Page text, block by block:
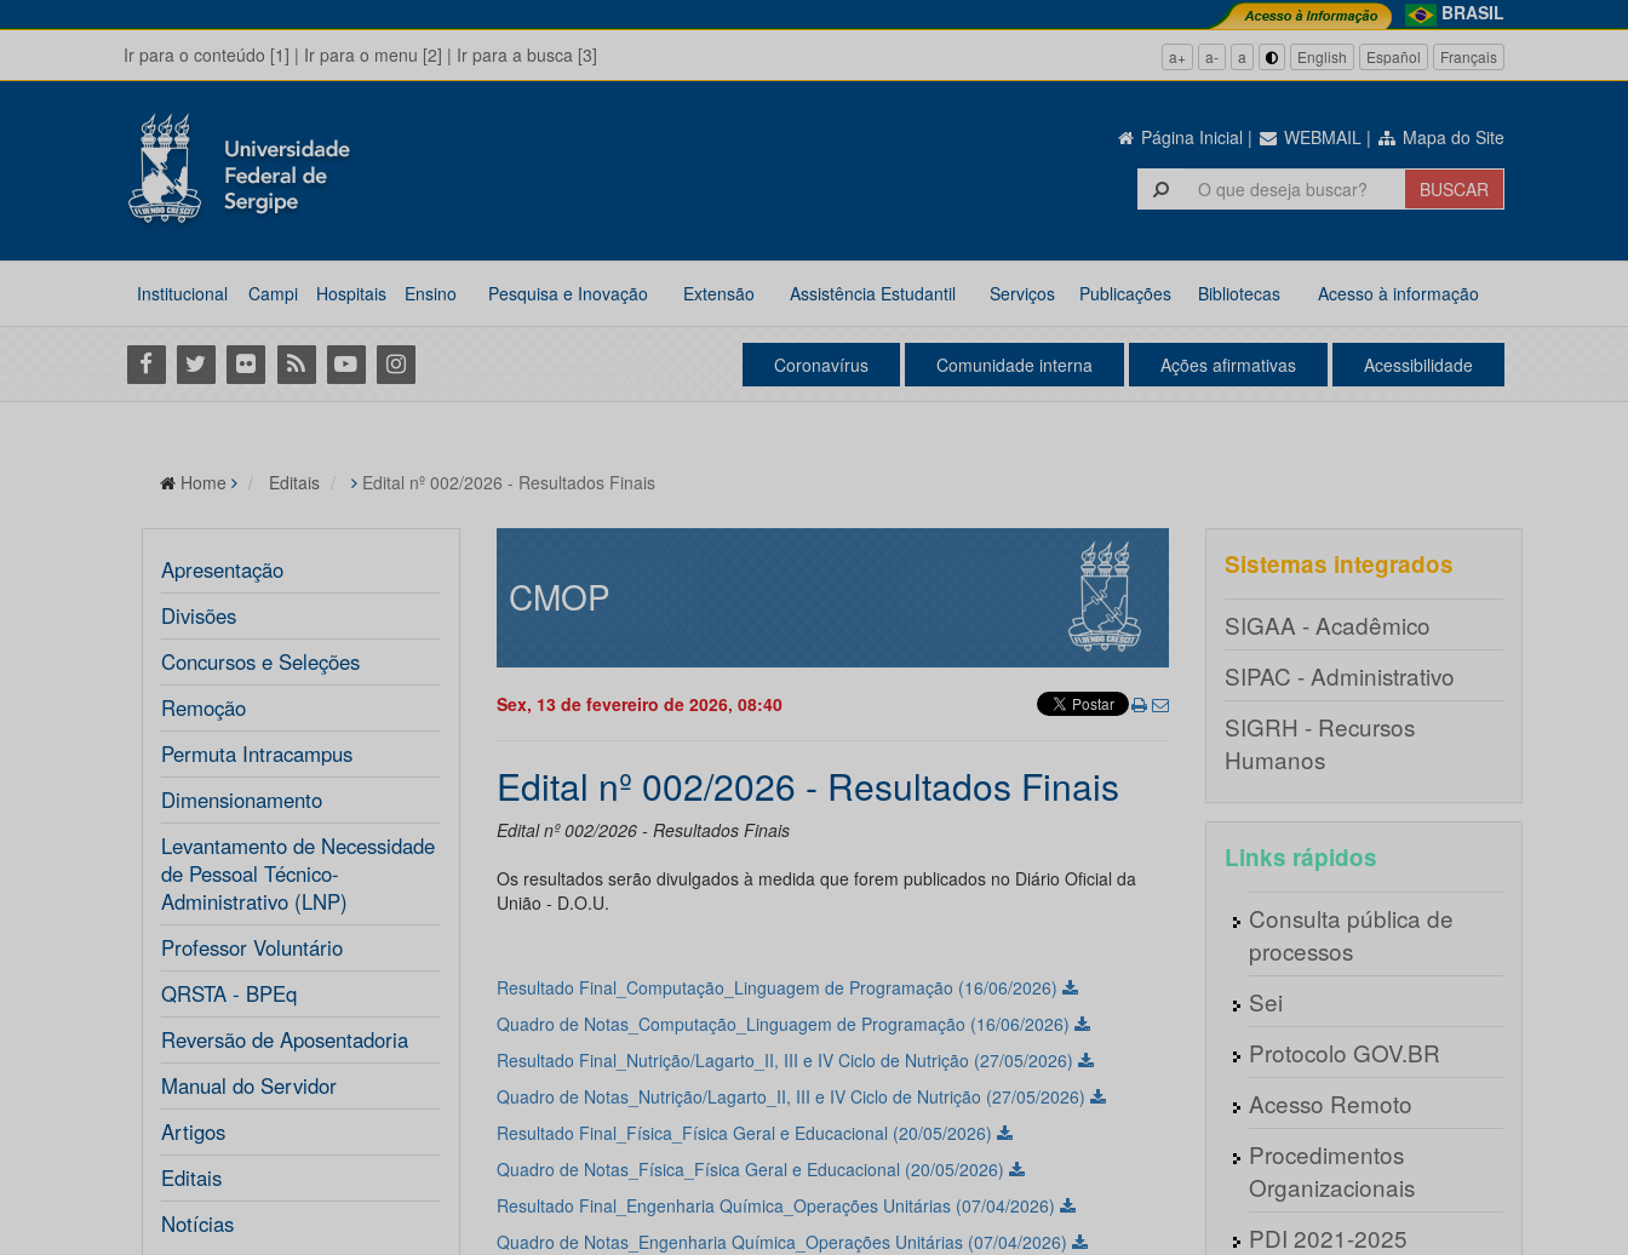
BRASIL
Ir para o conteúdo [1] | Ir para o menu [2] | Ir para a busca [3] a+ a- a English Español Français
Página Inicial | WEBMAIL | Mapa do Site
Institucional Campi Hospitais Ensino Pesquisa e Inovação Extensão Assistência Estudantil Serviços Publicações Bibliotecas Acesso à informação
Facebook
Twitter Flickr RSS YoutubeInstagram Coronavírus Comunidade interna Ações afirmativas Acessibilidade
Home Editais Edital nº 002/2026 - Resultados Finais
Apresentação
Divisões
Concursos e Seleções
Remoção
Permuta Intracampus
Dimensionamento
Levantamento de Necessidade
de Pessoal Técnico-
Administrativo (LNP)
Professor Voluntário
QRSTA - BPEq
Reversão de Aposentadoria
Manual do Servidor
Artigos
Editais
Notícias
CMOP
Sex, 13 de fevereiro de 2026, 08:40
Edital nº 002/2026 - Resultados Finais
Edital nº 002/2026 - Resultados Finais
Os resultados serão divulgados à medida que forem publicados no Diário Oficial da
União - D.O.U.
Resultado Final_Computação_Linguagem de Programação (16/06/2026)
Quadro de Notas_Computação_Linguagem de Programação (16/06/2026)
Resultado Final_Nutrição/Lagarto_II, III e IV Ciclo de Nutrição (27/05/2026)
Quadro de Notas_Nutrição/Lagarto_II, III e IV Ciclo de Nutrição (27/05/2026)
Resultado Final_Física_Física Geral e Educacional (20/05/2026)
Quadro de Notas_Física_Física Geral e Educacional (20/05/2026)
Resultado Final_Engenharia Química_Operações Unitárias (07/04/2026)
Quadro de Notas_Engenharia Química_Operações Unitárias (07/04/2026)
Sistemas integrados
SIGAA - Acadêmico
SIPAC - Administrativo
SIGRH - Recursos
Humanos
Links rápidos
Consulta pública de
processos
Sei
Protocolo GOV.BR
Acesso Remoto
Procedimentos
Organizacionais
PDI 2021-2025